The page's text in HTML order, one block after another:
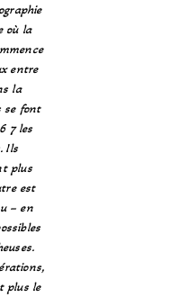
où la
entre
la
se font
7 les
Ils
plus
est
– en
plus le